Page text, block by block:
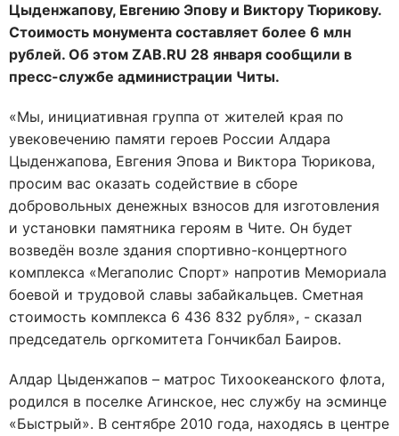
Цыденжапову, Евгению Эпову и Виктору Тюрикову.
Стоимость монумента составляет более 6 млн
рублей. Об этом ZAB.RU 28 января сообщили в
пресс-службе администрации Читы.
«Мы, инициативная группа от жителей края по
увековечению памяти героев России Алдара
Цыденжапова, Евгения Эпова и Виктора Тюрикова,
просим вас оказать содействие в сборе
добровольных денежных взносов для изготовления
и установки памятника героям в Чите. Он будет
возведён возле здания спортивно-концертного
комплекса «Мегаполис Спорт» напротив Мемориала
боевой и трудовой славы забайкальцев. Сметная
стоимость комплекса 6 436 832 рубля», - сказал
председатель оргкомитета Гончикбал Баиров.
Алдар Цыденжапов – матрос Тихоокеанского флота,
родился в поселке Агинское, нес службу на эсминце
«Быстрый». В сентябре 2010 года, находясь в центре